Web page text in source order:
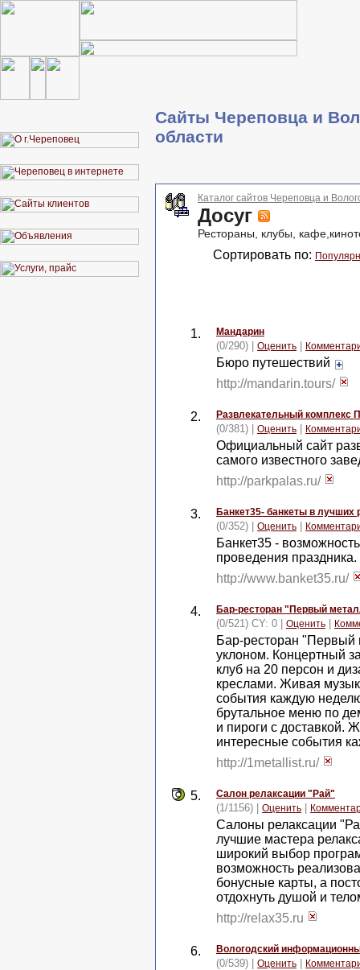
Сайты Череповца и
области
Каталог сайтов Череповца и
Досуг
Рестораны, клубы,
Сортировать по:
1. Мандарин
(0/290) | Оценить
Бюро путешествий
http://mandarin.tours/
2. Развлекательный комплекс
(0/381) | Оценить
Официальный сайт
самого известного
http://parkpalas.ru/
3. Банкет35- банкеты в лучших
(0/352) | Оценить
Банкет35 -
проведения праздника.
http://www.banket35.ru/
4. Бар-ресторан "Первый
(0/521) CY: 0 | Оценить
Бар-ресторан "Первый
уклоном. Концертный
клуб на 20 персон и
креслами. Живая
события каждую
брутальное меню по
и пироги с доставкой.
интересные события
http://1metallist.ru/
5. Салон релаксации "Рай"
(1/1156) | Оценить
Салоны релаксации
лучшие мастера
широкий выбор
возможность
бонусные карты, а
отдохнуть душой и
http://relax35.ru
6. Вологодский
(0/539) | Оценить